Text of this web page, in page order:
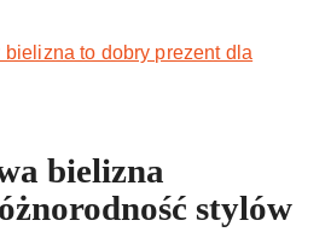
bielizna to dobry prezent dla
bielizna
stylów